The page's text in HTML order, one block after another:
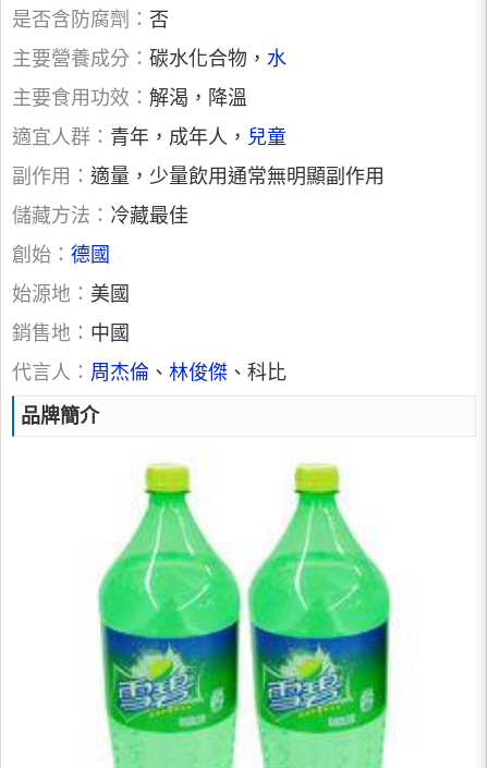
是否含防腐劑： 否
主要營養成分： 碳水化合物， 水
主要食用功效： 解渴，降溫
適宜人群： 青年，成年人， 兒童
副作用： 適量，少量飲用通常無明顯副作用
儲藏方法： 冷藏最佳
創始： 德國
始源地： 美國
銷售地： 中國
代言人： 周杰倫 、 林俊傑 、科比
品牌簡介